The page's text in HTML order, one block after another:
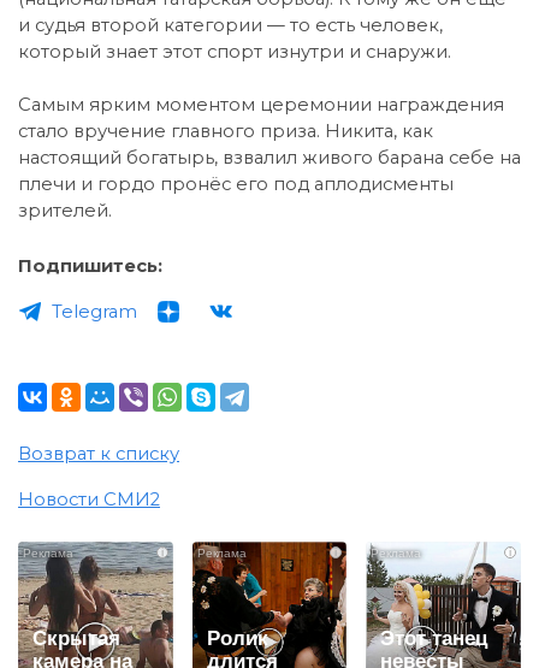
и судья второй категории — то есть человек,
который знает этот спорт изнутри и снаружи.
Самым ярким моментом церемонии награждения
стало вручение главного приза. Никита, как
настоящий богатырь, взвалил живого барана себе на
плечи и гордо пронёс его под аплодисменты
зрителей.
Подпишитесь:
Telegram
Возврат к списку
Новости СМИ2
i
Скрытая
камера на
i
Ролик
длится
i
Этот танец
невесты